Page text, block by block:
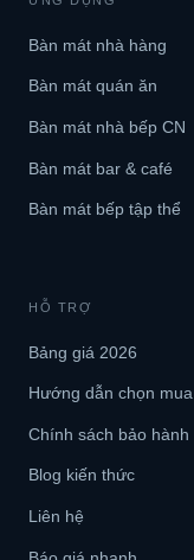
Bàn mát nhà hàng
Bàn mát quán ăn
Bàn mát nhà bếp CN
Bàn mát bar & café
Bàn mát bếp tập thể
HỖ TRỢ
Bảng giá 2026
Hướng dẫn chọn mua
Chính sách bảo hành
Blog kiến thức
Liên hệ